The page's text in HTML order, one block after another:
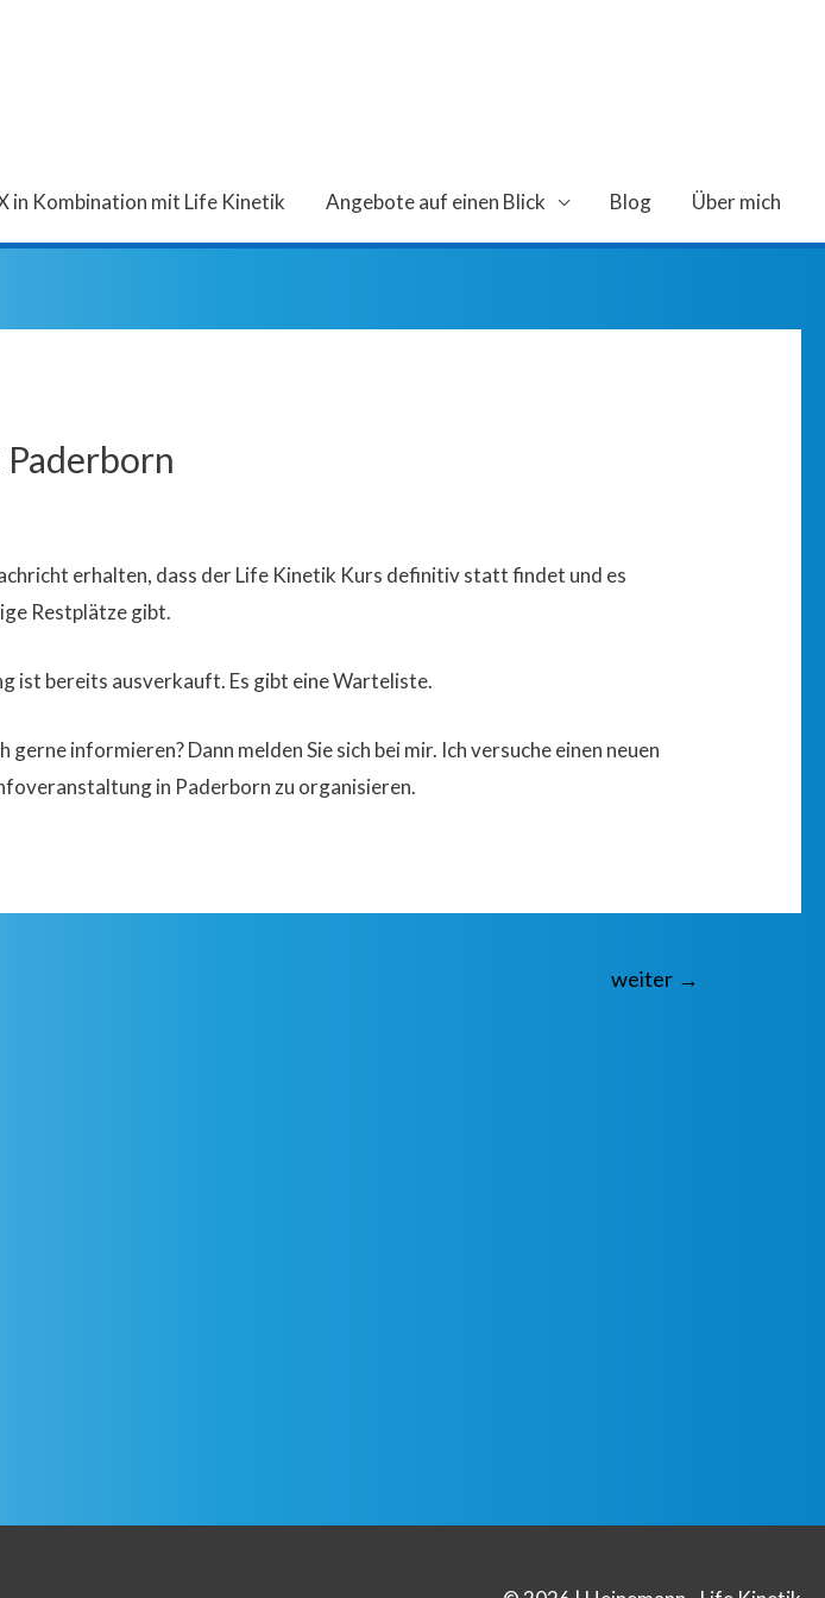
in Kombination mit Life Kinetik Angebote auf einen Blick Blog Über mich
erhalten, dass der Life Kinetik Kurs definitiv statt findet und es
Restplätze gibt.
ist bereits ausverkauft. Es gibt eine Warteliste.
gerne informieren? Dann melden Sie sich bei mir. Ich versuche einen neuen
in Paderborn zu organisieren.
weiter →